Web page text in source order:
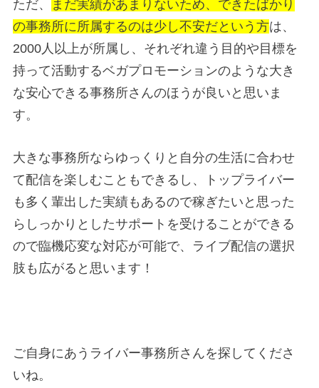
ただ、
まだ実績があまりないため、できたばかり
の事務所に所属するのは少し不安だという方は、
2000人以上が所属し、それぞれ違う目的や目標を
持って活動するベガプロモーションのような大き
な安心できる事務所さんのほうが良いと思いま
す。
大きな事務所ならゆっくりと自分の生活に合わせ
て配信を楽しむこともできるし、トップライバー
も多く輩出した実績もあるので稼ぎたいと思った
らしっかりとしたサポートを受けることができる
ので臨機応変な対応が可能で、ライブ配信の選択
肢も広がると思います！
ご自身にあうライバー事務所さんを探してくださ
いね。